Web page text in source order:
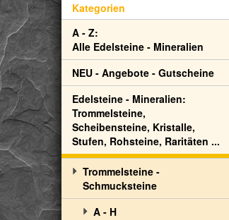
Kategorien
A - Z:
Alle Edelsteine - Mineralien
NEU - Angebote - Gutscheine
Edelsteine - Mineralien:
Trommelsteine,
Scheibensteine, Kristalle,
Stufen, Rohsteine, Raritäten ...
Trommelsteine -
Schmucksteine
A - H